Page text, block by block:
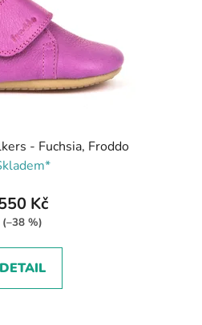
- Fuchsia, Froddo
Kč
(–38 %)
DETAIL